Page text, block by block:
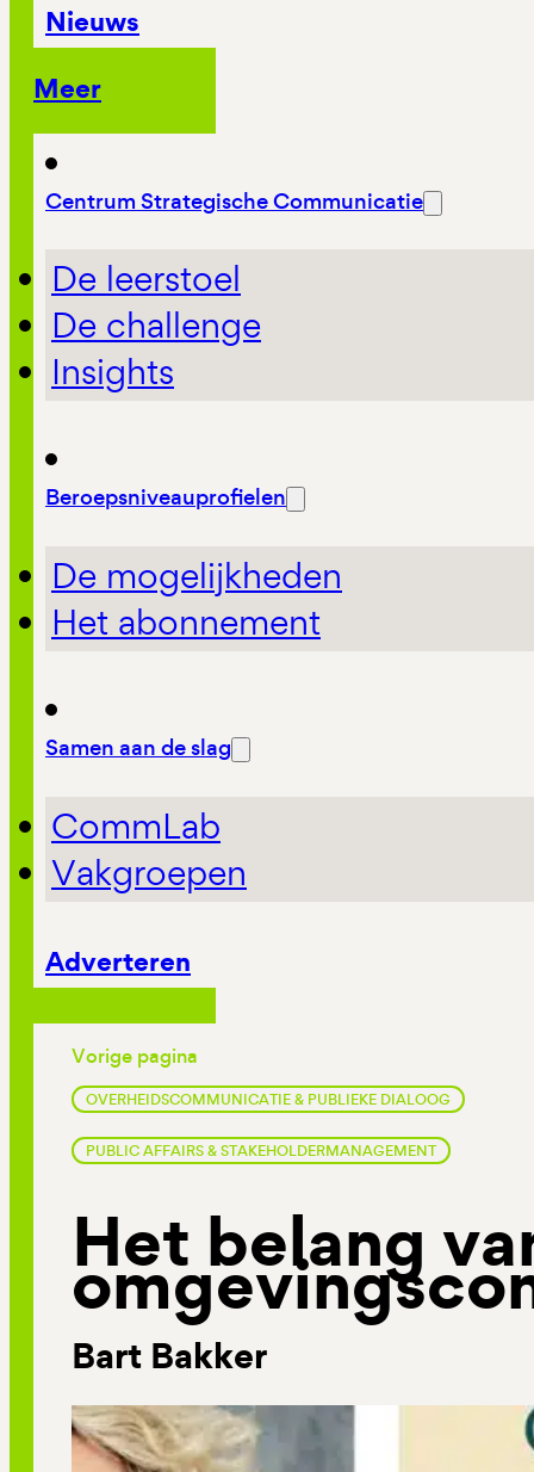
Nieuws
Meer
Centrum Strategische Communicatie
De leerstoel
De challenge
Insights
Beroepsniveauprofielen
De mogelijkheden
Het abonnement
Samen aan de slag
CommLab
Vakgroepen
Adverteren
Vorige pagina
OVERHEIDSCOMMUNICATIE & PUBLIEKE DIALOOG
PUBLIC AFFAIRS & STAKEHOLDERMANAGEMENT
Het belang
Bart Bakker